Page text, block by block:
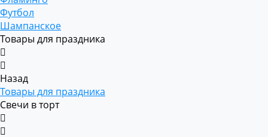
Футбол
Шампанское
Товары для праздника
Назад
Товары для праздника
Свечи в торт